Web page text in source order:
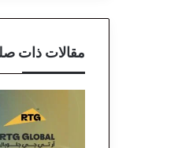
مقالات ذات